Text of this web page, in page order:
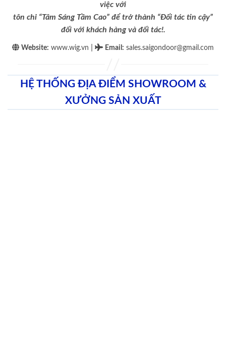
việc với
tôn chỉ “Tâm Sáng Tầm Cao” để trở thành “Đối tác tin cậy”
đối với khách hàng và đối tác!.
Website: www.wig.vn Email : sales.saigondoor@gmail.com
HỆ THỐNG ĐỊA ĐIỂM SHOWROOM &
XƯỞNG SẢN XUẤT